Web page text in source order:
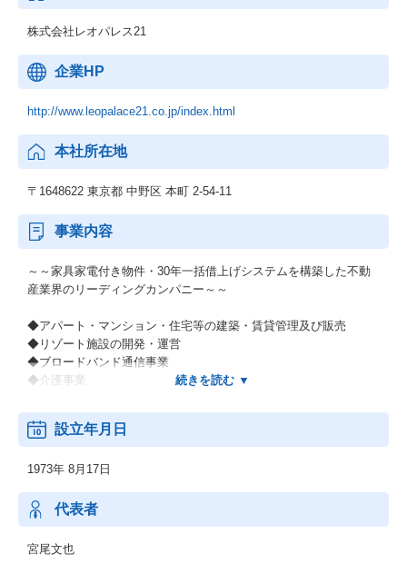
株式会社レオパレス21
企業HP
http://www.leopalace21.co.jp/index.html
本社所在地
〒1648622 東京都 中野区 本町 2‐54‐11
事業内容
～～家具家電付き物件・30年一括借上げシステムを構築した不動
産業界のリーディングカンパニー～～
◆アパート・マンション・住宅等の建築・賃貸管理及び販売
◆リゾート施設の開発・運営
◆ブロードバンド通信事業
◆介護事業
宅地建物取引業者免許
国土交通大臣免許（12）第2846号
設立年月日
1973年 8月17日
代表者
宮尾文也